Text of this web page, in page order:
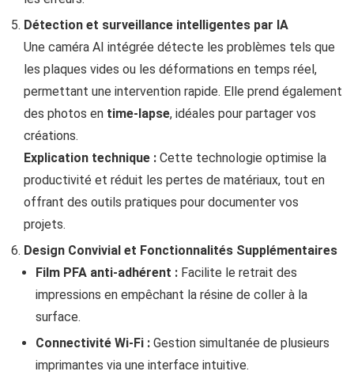
Détection et surveillance intelligentes par IA
Une caméra AI intégrée détecte les problèmes tels que
les plaques vides ou les déformations en temps réel,
permettant une intervention rapide. Elle prend également
des photos en time-lapse, idéales pour partager vos
créations.
Explication technique : Cette technologie optimise la
productivité et réduit les pertes de matériaux, tout en
offrant des outils pratiques pour documenter vos
projets.
Design Convivial et Fonctionnalités Supplémentaires
Film PFA anti-adhérent : Facilite le retrait des
impressions en empêchant la résine de coller à la
surface.
Connectivité Wi-Fi : Gestion simultanée de plusieurs
imprimantes via une interface intuitive.